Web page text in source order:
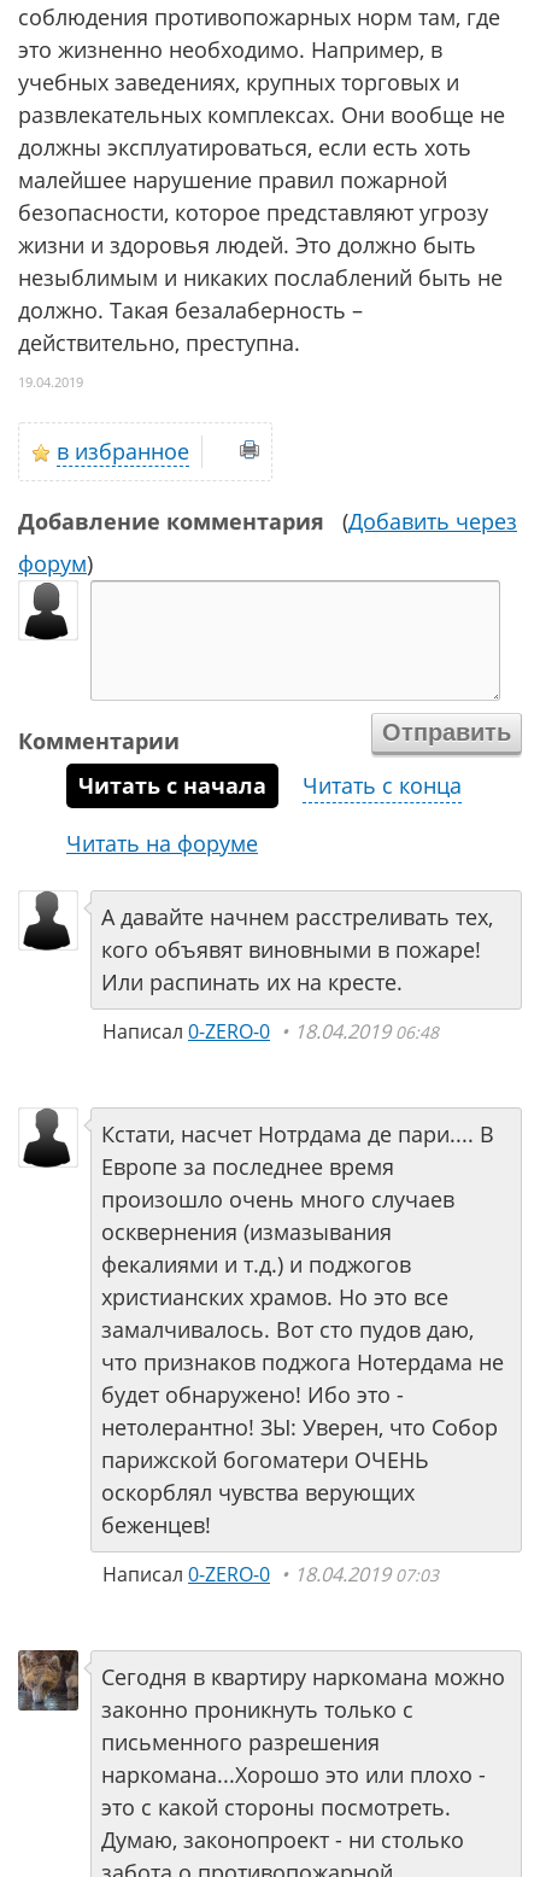
соблюдения противопожарных норм там, где
это жизненно необходимо. Например, в
учебных заведениях, крупных торговых и
развлекательных комплексах. Они вообще не
должны эксплуатироваться, если есть хоть
малейшее нарушение правил пожарной
безопасности, которое представляют угрозу
жизни и здоровья людей. Это должно быть
незыблимым и никаких послаблений быть не
должно. Такая безалаберность –
действительно, преступна.
19.04.2019
в избранное
Добавление комментария (Добавить через
форум)
Комментарии
Читать с начала
Читать с конца
Читать на форуме
А давайте начнем расстреливать тех,
кого объявят виновными в пожаре!
Или распинать их на кресте.
Написал 0-ZERO-0 18.04.201906:48
Кстати, насчет Нотрдама де пари.... В
Европе за последнее время
произошло очень много случаев
осквернения (измазывания
фекалиями и т.д.) и поджогов
христианских храмов. Но это все
замалчивалось. Вот сто пудов даю,
что признаков поджога Нотердама не
будет обнаружено! Ибо это -
нетолерантно! ЗЫ: Уверен, что Собор
парижской богоматери ОЧЕНЬ
оскорблял чувства верующих
беженцев!
Написал 0-ZERO-0 18.04.201907:03
Сегодня в квартиру наркомана можно
законно проникнуть только с
письменного разрешения
наркомана...Хорошо это или плохо -
это с какой стороны посмотреть.
Думаю, законопроект - ни столько